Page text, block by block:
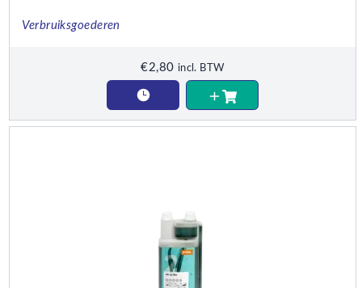
Verbruiksgoederen
€2,80 incl. BTW